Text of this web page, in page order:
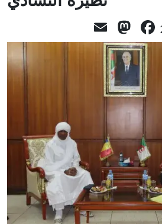
Facebook
Mastodon